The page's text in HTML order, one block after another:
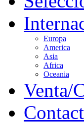
Europa
America
Asia
Africa
Oceania
Venta/